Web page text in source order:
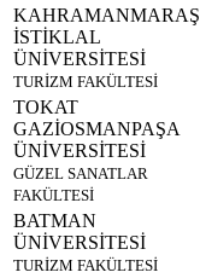
KAHRAMANMARAŞ
İSTİKLAL
ÜNİVERSİTESİ
TURİZM FAKÜLTESİ
TOKAT
GAZİOSMANPAŞA
ÜNİVERSİTESİ
GÜZEL SANATLAR
FAKÜLTESİ
BATMAN
ÜNİVERSİTESİ
TURİZM FAKÜLTESİ